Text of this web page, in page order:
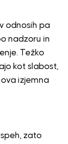
odnosih pa
nadzoru in
Težko
kot slabost,
izjemna
zato